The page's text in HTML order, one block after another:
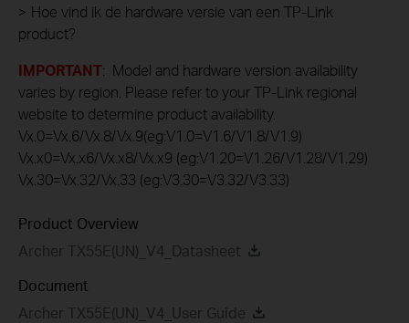
> Hoe vind ik de hardware versie van een TP-Link
product?
IMPORTANT: Model and hardware version availability
varies by region. Please refer to your TP-Link regional
website to determine product availability.
Vx.0=Vx.6/Vx.8/Vx.9(eg:V1.0=V1.6/V1.8/V1.9)
Vx.x0=Vx.x6/Vx.x8/Vx.x9 (eg:V1.20=V1.26/V1.28/V1.29)
Vx.30=Vx.32/Vx.33 (eg:V3.30=V3.32/V3.33)
Product Overview
Archer TX55E(UN)_V4_Datasheet
Document
Archer TX55E(UN)_V4_User Guide